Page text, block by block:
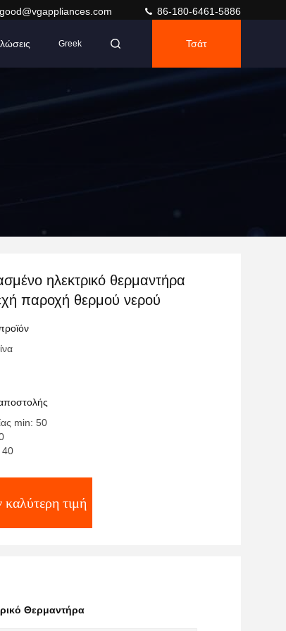
86-180-6461-5886
Greek Τσάτ
ηλεκτρικό θερμαντήρα
παροχή θερμού νερού
min: 50
40
καλύτερη τιμή
Θερμαντήρα